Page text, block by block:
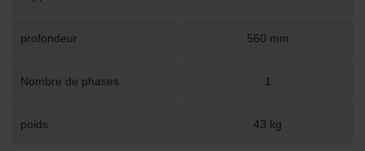
profondeur 560 mm
Nombre de phases 1
poids 43 kg